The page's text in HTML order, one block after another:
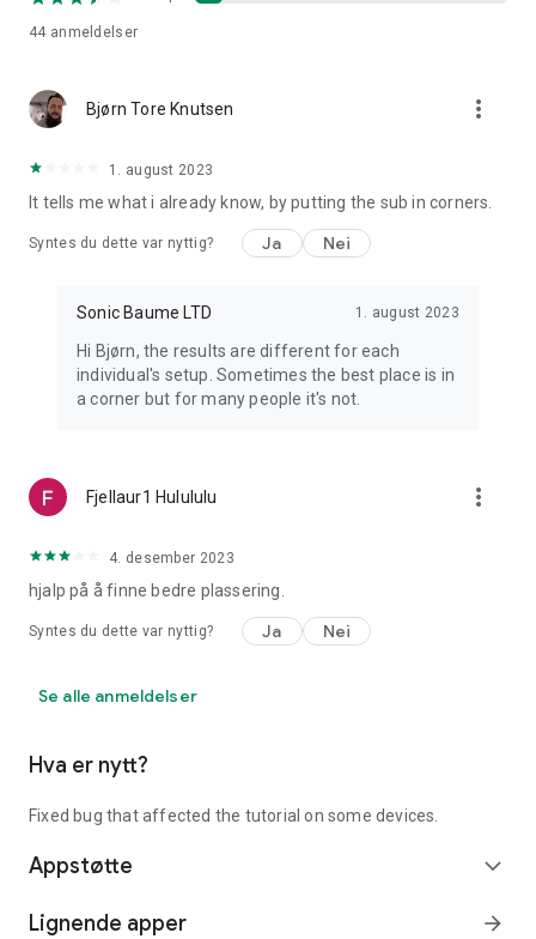
44 anmeldelser
Bjørn Tore Knutsen more_vert
1. august 2023
It tells me what i already know, by putting the sub in corners.
Syntes du dette var nyttig? Ja Nei
Sonic Baume LTD 1. august 2023
Hi Bjørn, the results are different for each
individual's setup. Sometimes the best place is in
a corner but for many people it's not.
Fjellaur1 Hulululu more_vert
4. desember 2023
hjalp på å finne bedre plassering.
Syntes du dette var nyttig? Ja Nei
Se alle anmeldelser
Hva er nytt?
Fixed bug that affected the tutorial on some devices.
Appstøtte expand_more
Lignende apper arrow_forward